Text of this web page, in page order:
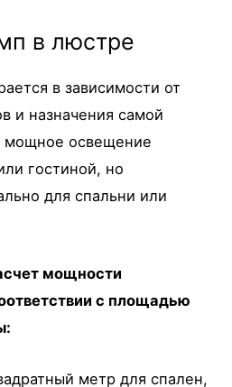
в люстре
в зависимости от
и назначения самой
мощное освещение
гостиной, но
для спальни или
мощности
с площадью
метр для спален,